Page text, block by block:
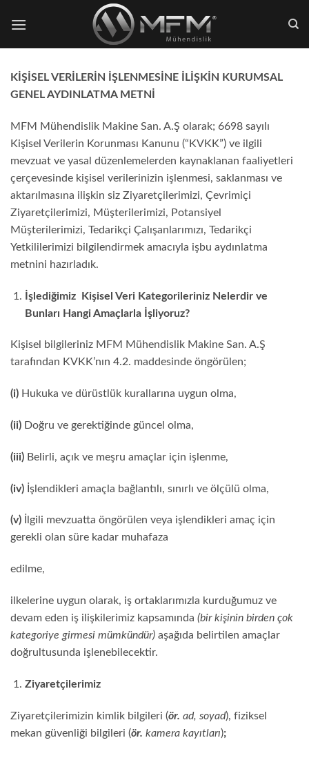
atla
KİŞİSEL VERİLERİN İŞLENMESİNE İLİŞKİN KURUMSAL
GENEL AYDINLATMA METNİ
MFM Mühendislik Makine San. A.Ş olarak; 6698 sayılı
Kişisel Verilerin Korunması Kanunu (“KVKK”) ve ilgili
mevzuat ve yasal düzenlemelerden kaynaklanan faaliyetleri
çerçevesinde kişisel verilerinizin işlenmesi, saklanması ve
aktarılmasına ilişkin siz Ziyaretçilerimizi, Çevrimiçi
Ziyaretçilerimizi, Müşterilerimizi, Potansiyel
Müşterilerimizi, Tedarikçi Çalışanlarımızı, Tedarikçi
Yetkililerimizi bilgilendirmek amacıyla işbu aydınlatma
metnini hazırladık.
İşlediğimiz Kişisel Veri Kategorileriniz Nelerdir ve
Bunları Hangi Amaçlarla İşliyoruz?
Kişisel bilgileriniz MFM Mühendislik Makine San. A.Ş
tarafından KVKK’nın 4.2. maddesinde öngörülen;
(i) Hukuka ve dürüstlük kurallarına uygun olma,
(ii) Doğru ve gerektiğinde güncel olma,
(iii) Belirli, açık ve meşru amaçlar için işlenme,
(iv) İşlendikleri amaçla bağlantılı, sınırlı ve ölçülü olma,
(v) İlgili mevzuatta öngörülen veya işlendikleri amaç için
gerekli olan süre kadar muhafaza
edilme,
ilkelerine uygun olarak, iş ortaklarımızla kurduğumuz ve
devam eden iş ilişkilerimiz kapsamında (bir kişinin birden çok
kategoriye girmesi mümkündür) aşağıda belirtilen amaçlar
doğrultusunda işlenebilecektir.
Ziyaretçilerimiz
Ziyaretçilerimizin kimlik bilgileri (ör. ad, soyad), fiziksel
mekan güvenliği bilgileri (ör. kamera kayıtları);